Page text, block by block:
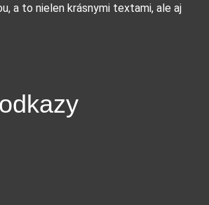
a to nielen krásnymi textami, ale aj